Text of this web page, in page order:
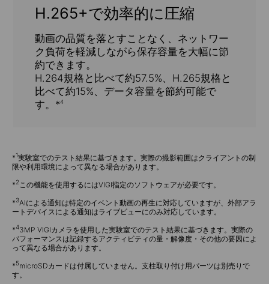
H.265+で効率的に圧縮
動画の品質を落とすことなく、ネットワー
ク負荷を軽減しながら保存容量を大幅に節
約できます。
H.264規格と比べて約57.5%、H.265規格と
比べて約15%、データ容量を節約可能で
す。*4
*1実験室でのテスト結果に基づきます。実際の撮影範囲はクライアントの制
限や利用環境によって異なる場合があります。
*2 この機能を使用するにはVIGI指定のソフトウェアが必要です。
*3AIによる通知は特定のイベント動画の再生に対応していますが、外部アラ
ートデバイスによる通知はライブビューにのみ対応しています。
*43MP VIGIカメラを使用した実験室でのテスト結果に基づきます。実際の
パフォーマンスは記録するアクティビティの量・解像度・その他の要因によ
って異なる場合があります。
*5microSDカードは付属していません。支柱取り付け用パーツは別売りで
す。